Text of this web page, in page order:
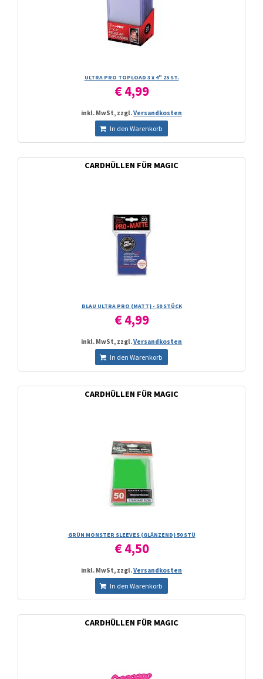
ULTRA PRO TOPLOAD 3 x 4" 25 ST.
€ 4,99
inkl. MwSt, zzgl.Versandkosten
In den Warenkorb
CARDHÜLLEN FÜR MAGIC
BLAU ULTRA PRO (MATT) - 50 STÜCK
€ 4,99
inkl. MwSt, zzgl.Versandkosten
In den Warenkorb
CARDHÜLLEN FÜR MAGIC
GRÜN MONSTER SLEEVES (GLÄNZEND) 50 STÜ
€ 4,50
inkl. MwSt, zzgl.Versandkosten
In den Warenkorb
CARDHÜLLEN FÜR MAGIC